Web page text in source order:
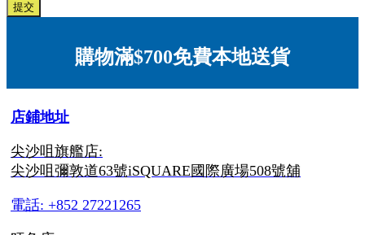
提交
購物滿$700免費本地送貨
店鋪地址
尖沙咀旗艦店:
尖沙咀彌敦道63號iSQUARE國際廣場508號舖
電話: +852 27221265